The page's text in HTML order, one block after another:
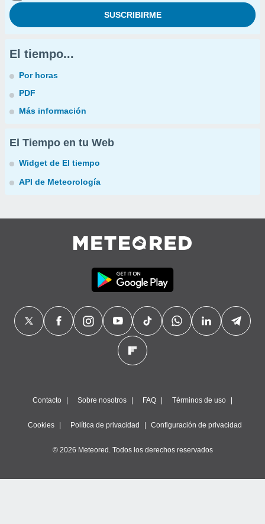
El tiempo...
Por horas
PDF
Más información
El Tiempo en tu Web
Widget de El tiempo
API de Meteorología
Contacto Sobre nosotros FAQ Términos de uso
Cookies Política de privacidad Configuración de privacidad
© 2026 Meteored. Todos los derechos reservados